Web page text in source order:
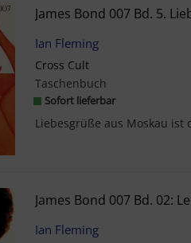
Ian Fleming
Cross Cult
Taschenbuch
Sofort lieferbar
Ian Fleming